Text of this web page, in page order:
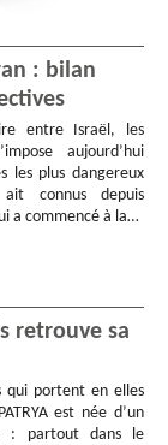
: bilan
entre Israël, les
aujourd’hui
les plus dangereux
connus depuis
a commencé à la…
retrouve sa
qui portent en elles
est née d’un
: partout dans le